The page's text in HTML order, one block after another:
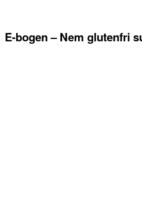
E-bogen – Nem glutenfri